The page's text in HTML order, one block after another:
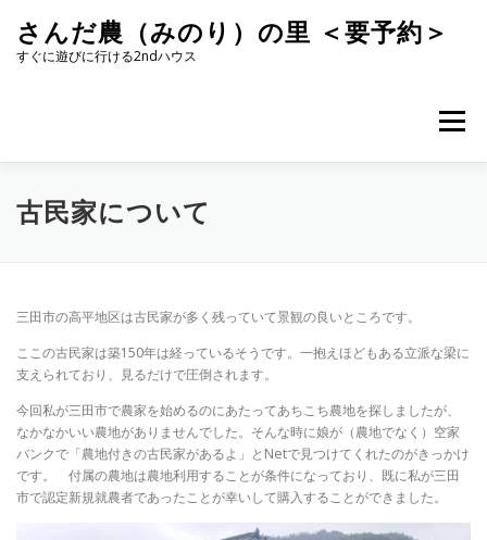
キ
さんだ農（みのり）の里 ＜要予約＞
すぐに遊びに行ける2ndハウス
メニュー
古民家について
三田市の高平地区は古民家が多く残っていて景観の良いところです。
ここの古民家は築150年は経っているそうです。一抱えほどもある立派な梁に
支えられており、見るだけで圧倒されます。
今回私が三田市で農家を始めるのにあたってあちこち農地を探しましたが、
なかなかいい農地がありませんでした。そんな時に娘が（農地でなく）空家
バンクで「農地付きの古民家があるよ」とNetで見つけてくれたのがきっかけ
です。 付属の農地は農地利用することが条件になっており、既に私が三田
市で認定新規就農者であったことが幸いして購入することができました。